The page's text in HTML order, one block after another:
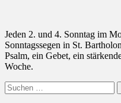
Jeden 2. und 4. Sonntag im
Sonntagssegen in St.
Psalm, ein Gebet, ein
Woche.
Suchen
nach: